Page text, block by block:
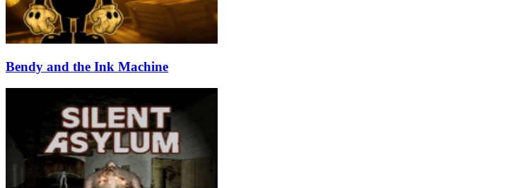
Bendy and the Ink Machine